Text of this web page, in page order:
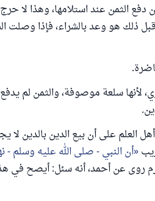
الثمن عند استلامها، وهذا لا حرج
ذلك هو وعد بالشراء، فإذا وصلت
لأنها سلعة موصوفة، والثمن لم
العلم على أن بيع الدين بالدين لا
أن النبي - صلى الله عليه وسلم -
روى عن أحمد، أنه سئل: أيصح في